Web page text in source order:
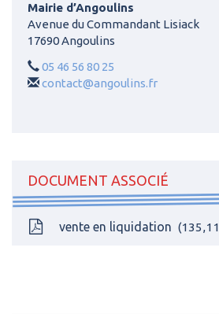
Mairie d’Angoulins
Avenue du Commandant Lisiack
17690 Angoulins
05 46 56 80 25
contact@angoulins.fr
DOCUMENT ASSOCIÉ
vente en liquidation 135,11